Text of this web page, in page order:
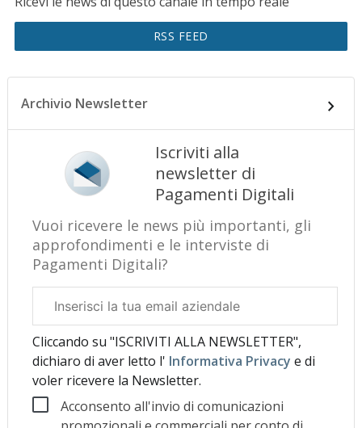
RSS FEED
Archivio Newsletter
Iscriviti alla
newsletter di
Pagamenti Digitali
Vuoi ricevere le news più importanti, gli
approfondimenti e le interviste di
Pagamenti Digitali?
aziendale
Cliccando su "ISCRIVITI ALLA NEWSLETTER",
dichiaro di aver letto l' Informativa Privacye di
voler ricevere la Newsletter.
Acconsento all'invio di comunicazioni